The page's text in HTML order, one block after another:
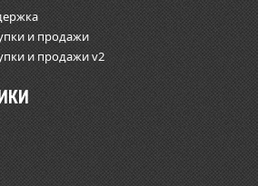
и продажи
и продажи v2